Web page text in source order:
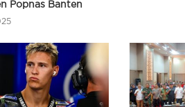
Popnas Banten